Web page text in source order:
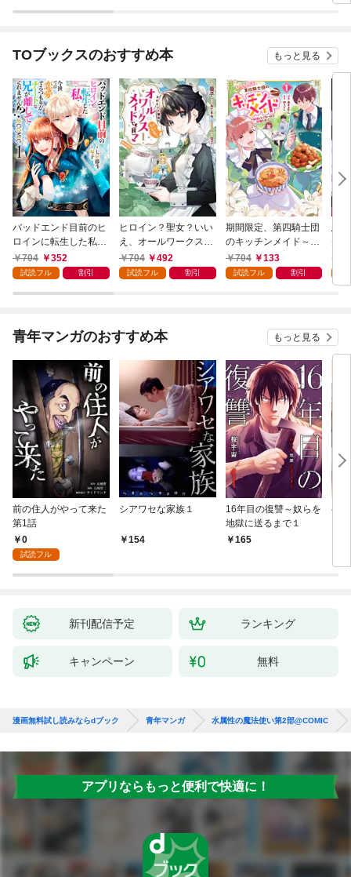
TOブックスのおすすめ本 もっと見る
バッドエンド目前のヒ
ロインに転生した私、
今世では恋愛するつも
りがチートな兄が離し
OMIC 第1巻
704 352
試読フル 割引
ヒロイン？聖女？いい
え、オールワークスメ
イドです（誇）！@C
OMIC 第1巻
704 492
試読フル 割引
期間限定、第四騎士団
のキッチンメイド～結
婚したくないので就職
しました～@COMIC
704 133
試読フル 割引
悪
先
令
ラ
の
青年マンガのおすすめ本 もっと見る
前の住人がやって来た
第1話
0
試読フル
シアワセな家族１
154
16年目の復讐～奴らを
地獄に送るまで１
165
ベ
新刊配信予定 ランキング
キャンペーン 無料
漫画無料試し読みならdブック 青年マンガ 水属性の魔法使い第2部@COMIC
アプリならもっと便利で快適に！